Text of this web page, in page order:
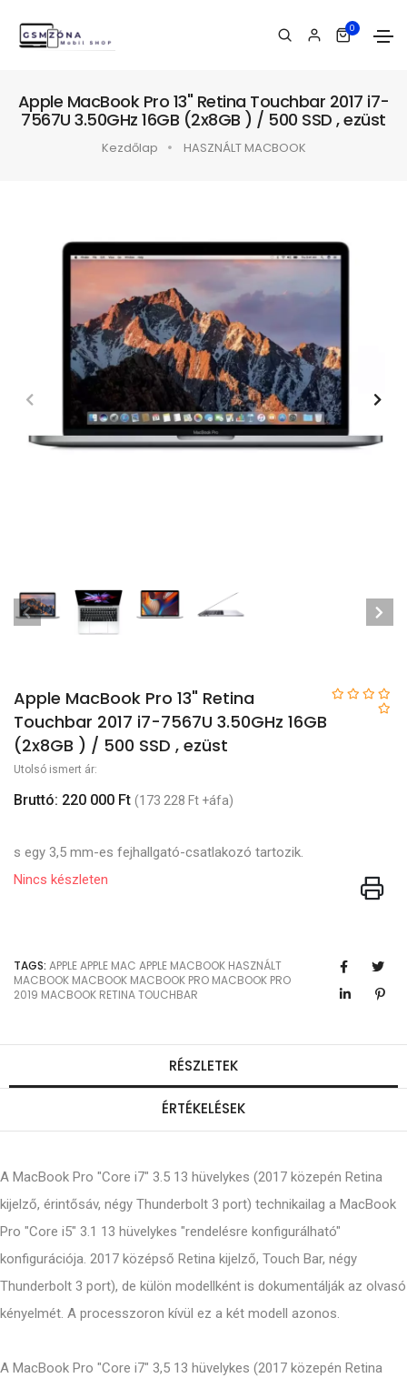
0
Apple MacBook Pro 13" Retina Touchbar 2017 i7-
7567U 3.50GHz 16GB (2x8GB ) / 500 SSD , ezüst
Kezdőlap HASZNÁLT MACBOOK
Apple MacBook Pro 13" Retina
Touchbar 2017 i7-7567U 3.50GHz 16GB
(2x8GB ) / 500 SSD , ezüst
Utolsó ismert ár:
Bruttó: 220 000 Ft (173 228 Ft +áfa)
s egy 3,5 mm-es fejhallgató-csatlakozó tartozik.
Nincs készleten
TAGS: APPLEAPPLE MAC APPLE MACBOOK HASZNÁLT
MACBOOK MACBOOK MACBOOK PRO MACBOOK PRO
2019 MACBOOK RETINATOUCHBAR
RÉSZLETEK
ÉRTÉKELÉSEK
A MacBook Pro "Core i7" 3.5 13 hüvelykes (2017 közepén Retina
kijelző, érintősáv, négy Thunderbolt 3 port) technikailag a MacBook
Pro "Core i5" 3.1 13 hüvelykes "rendelésre konfigurálható"
konfigurációja. 2017 középső Retina kijelző, Touch Bar, négy
Thunderbolt 3 port), de külön modellként is dokumentálják az olvasó
kényelmét. A processzoron kívül ez a két modell azonos.
A MacBook Pro "Core i7" 3,5 13 hüvelykes (2017 közepén Retina